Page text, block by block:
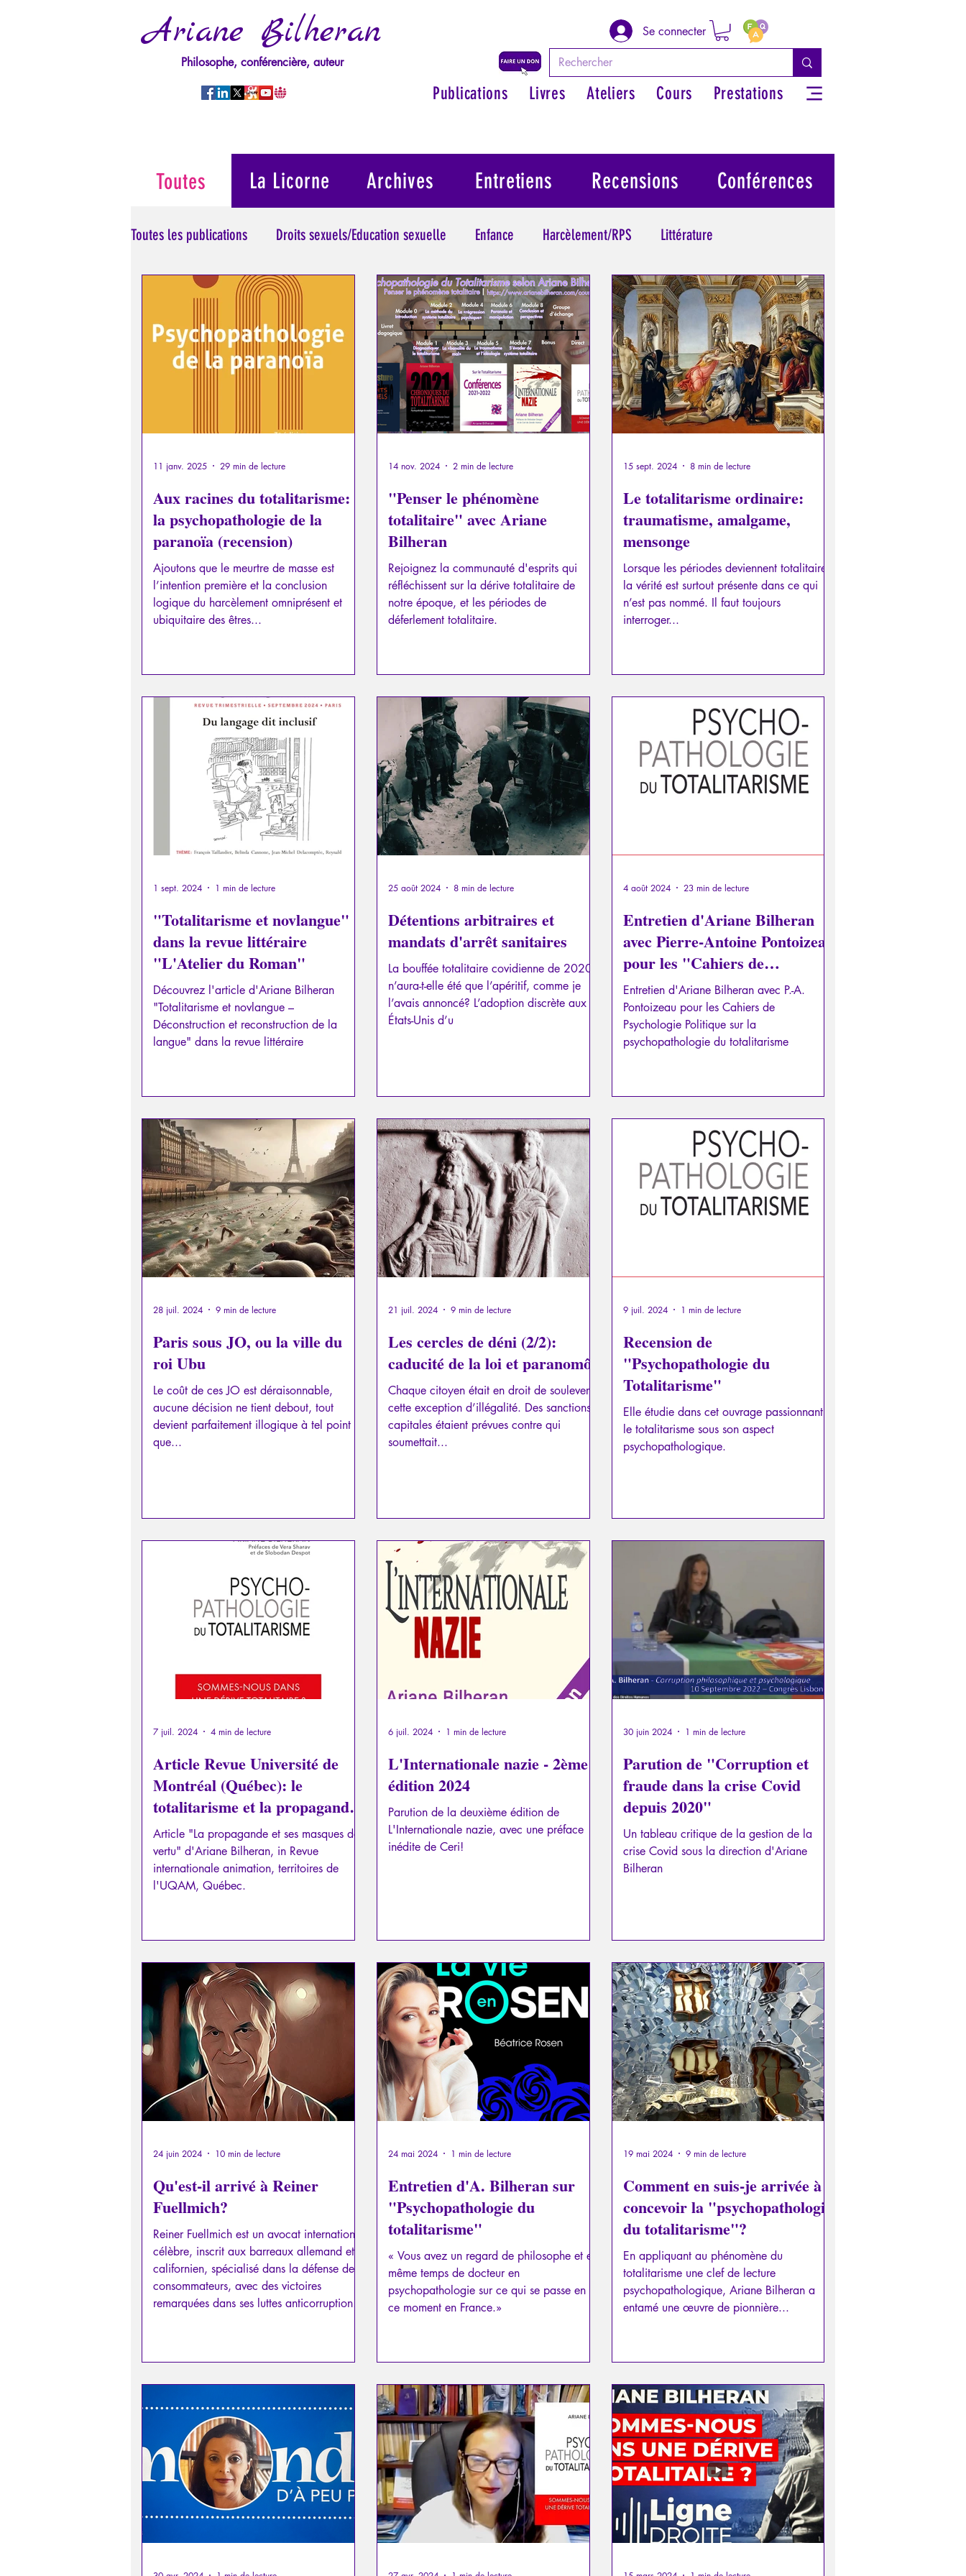
Ariane Bilheran
Philosophe, conférencière, auteur
Se connecter
Publications Livres Ateliers Cours Prestations
Toutes les publications Droits sexuels/Education sexuelle Enfance Harcèlement/RPS Littérature
Manipulation/Perversion Mythologie - Savoir des Anciens Philosopher par les mythes grecs Philosophie
Psychopathologie de la Paranoïa Psychopathologie du Pouvoir Psychopathologie du Totalitarisme
Traumatisme La Licorne La Lucarne Articles Interviews
Psychopathologie de l'Autorité Recensions Psychose Temporalité Conférences Allemand
Intelligence artificielle
Aux racines du totalitarisme:
la psychopathologie de la
paranoïa (recension)
Ajoutons que le meurtre de masse est
l’intention première et la conclusion
logique du harcèlement omniprésent et
ubiquitaire des êtres...
11 janv. 2025 29 min de lecture
"Penser le phénomène
totalitaire" avec Ariane
Bilheran
Rejoignez la communauté d'esprits qui
réfléchissent sur la dérive totalitaire de
notre époque, et les périodes de
déferlement totalitaire.
14 nov. 2024 2 min de lecture
Le totalitarisme ordinaire:
traumatisme, amalgame,
mensonge
Lorsque les périodes deviennent totalitaires,
la vérité est surtout présente dans ce qui
n’est pas nommé. Il faut toujours
interroger...
15 sept. 2024 8 min de lecture
"Totalitarisme et novlangue"
dans la revue littéraire
"L'Atelier du Roman"
Découvrez l'article d'Ariane Bilheran
"Totalitarisme et novlangue –
Déconstruction et reconstruction de la
langue" dans la revue littéraire
1 sept. 2024 1 min de lecture
Détentions arbitraires et
mandats d'arrêt sanitaires
La bouffée totalitaire covidienne de 2020
n’aura-t-elle été que l’apéritif, comme je
l’avais annoncé? L’adoption discrète aux
États-Unis d’u
25 août 2024 8 min de lecture
Entretien d'Ariane Bilheran
avec Pierre-Antoine Pontoizeau
pour les "Cahiers de
Psychologie Politique" sur la
psychopathologie du
totalitarisme
Entretien d'Ariane Bilheran avec P.-A.
Pontoizeau pour les Cahiers de
Psychologie Politique sur la
psychopathologie du totalitarisme
4 août 2024 23 min de lecture
Paris sous JO, ou la ville du
roi Ubu
Le coût de ces JO est déraisonnable,
aucune décision ne tient debout, tout
devient parfaitement illogique à tel point
que...
28 juil. 2024 9 min de lecture
Les cercles de déni (2/2):
caducité de la loi et paranomôn
Chaque citoyen était en droit de soulever
cette exception d’illégalité. Des sanctions
capitales étaient prévues contre qui
soumettait...
21 juil. 2024 9 min de lecture
Recension de
"Psychopathologie du
Totalitarisme"
Elle étudie dans cet ouvrage passionnant
le totalitarisme sous son aspect
psychopathologique.
9 juil. 2024 1 min de lecture
Article Revue Université de
Montréal (Québec): le
totalitarisme et la propagande
du "bien commun"
Article "La propagande et ses masques de
vertu" d'Ariane Bilheran, in Revue
internationale animation, territoires de
l'UQAM, Québec.
7 juil. 2024 4 min de lecture
L'Internationale nazie - 2ème
édition 2024
Parution de la deuxième édition de
L'Internationale nazie, avec une préface
inédite de Ceri!
6 juil. 2024 1 min de lecture
Parution de "Corruption et
fraude dans la crise Covid
depuis 2020"
Un tableau critique de la gestion de la
crise Covid sous la direction d'Ariane
Bilheran
30 juin 2024 1 min de lecture
Qu'est-il arrivé à Reiner
Fuellmich?
Reiner Fuellmich est un avocat international
célèbre, inscrit aux barreaux allemand et
californien, spécialisé dans la défense des
consommateurs, avec des victoires
remarquées dans ses luttes anticorruption
24 juin 2024 10 min de lecture
Entretien d'A. Bilheran sur
"Psychopathologie du
totalitarisme"
« Vous avez un regard de philosophe et en
même temps de docteur en
psychopathologie sur ce qui se passe en
ce moment en France.»
24 mai 2024 1 min de lecture
Comment en suis-je arrivée à
concevoir la "psychopathologie
du totalitarisme"?
En appliquant au phénomène du
totalitarisme une clef de lecture
psychopathologique, Ariane Bilheran a
entamé une œuvre de pionnière...
19 mai 2024 9 min de lecture
La Licorne Archives
Toutes Entretiens Recensions Conférences